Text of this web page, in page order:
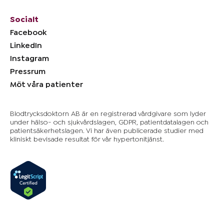
Socialt
Facebook
LinkedIn
Instagram
Pressrum
Möt våra patienter
Blodtrycksdoktorn AB är en registrerad vårdgivare som lyder
under hälso- och sjukvårdslagen, GDPR, patientdatalagen och
patientsäkerhetslagen. Vi har även publicerade studier med
kliniskt bevisade resultat för vår hypertonitjänst.